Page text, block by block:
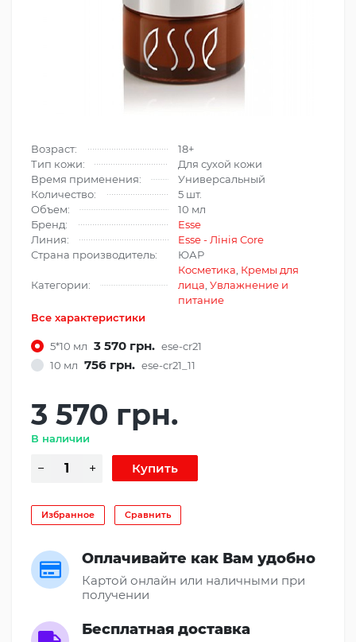
Возраст:
18+
Тип кожи:
Для сухой кожи
Время применения:
Универсальный
Количество:
5 шт.
Объем:
10 мл
Бренд:
Esse
Линия:
Esse - Лінія Core
Страна производитель:
ЮАР
Категории:
Косметика Кремы для
лица Увлажнение и
питание
Все характеристики
5*10 мл 3 570 грн. ese-cr21
10 мл 756 грн. ese-cr21_11
3 570 грн.
В наличии
Избранное Сравнить
Оплачивайте как Вам удобно
Картой онлайн или наличными при
получении
Бесплатная доставка